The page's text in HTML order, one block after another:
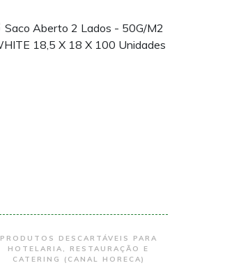
Encomendar
PRODUTOS DESCARTÁVEIS PARA
HOTELARIA, RESTAURAÇÃO E
CATERING (CANAL HORECA)